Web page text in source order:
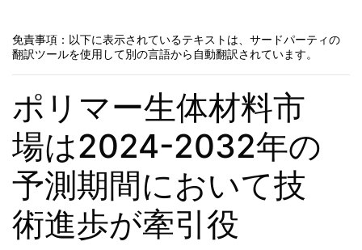
免責事項：以下に表示されているテキストは、サードパーティの
翻訳ツールを使用して別の言語から自動翻訳されています。
ポリマー生体材料市
場は2024-2032年の
予測期間において技
術進歩が牽引役